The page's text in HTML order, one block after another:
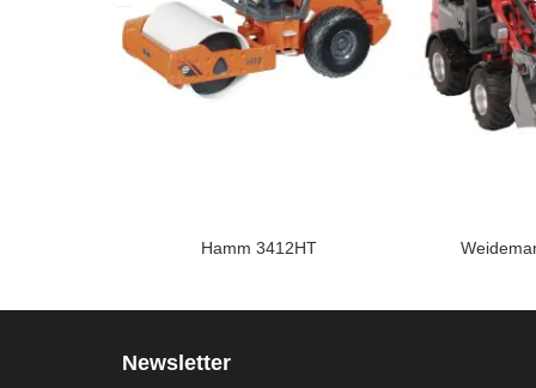
Hamm 3412HT
Newsletter